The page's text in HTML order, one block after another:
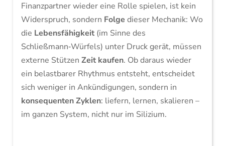
Finanzpartner wieder eine Rolle spielen, ist kein
Widerspruch, sondern Folge dieser Mechanik: Wo
die Lebensfähigkeit(im Sinne des
Schließmann‑Würfels) unter Druck gerät, müssen
externe Stützen Zeit kaufen. Ob daraus wieder
ein belastbarer Rhythmus entsteht, entscheidet
sich weniger in Ankündigungen, sondern in
konsequenten Zyklen: liefern, lernen, skalieren –
im ganzen System, nicht nur im Silizium.